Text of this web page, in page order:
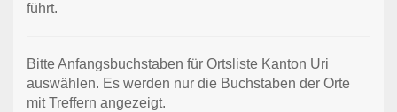
führt.
Bitte Anfangsbuchstaben für Ortsliste Kanton Uri
auswählen. Es werden nur die Buchstaben der Orte
mit Treffern angezeigt.